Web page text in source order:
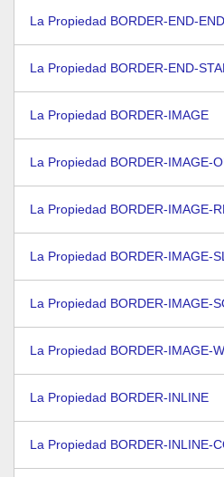
La Propiedad BORDER-END-
La Propiedad BORDER-END-
La Propiedad BORDER-IMAGE
La Propiedad BORDER-IMAGE-
La Propiedad BORDER-IMAGE-
La Propiedad BORDER-IMAGE-
La Propiedad BORDER-IMAGE-
La Propiedad BORDER-IMAGE-
La Propiedad BORDER-INLINE
La Propiedad BORDER-INLINE-